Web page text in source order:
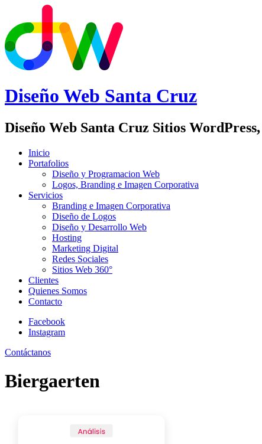
Diseño Web Santa Cruz
Diseño Web Santa Cruz Sitios
Inicio
Portafolios
Diseño y Programacion Web
Logos, Branding e Imagen Corporativa
Servicios
Branding e Imagen Corporativa
Diseño de Logos
Diseño y Desarrollo Web
Hosting
Marketing Digital
Redes Sociales
Sitios Web 360°
Clientes
Quienes Somos
Contacto
Facebook
Instagram
Contáctanos
Biergaerten